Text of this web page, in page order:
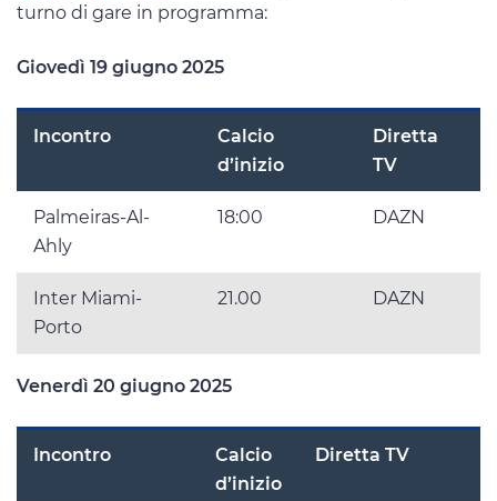
turno di gare in programma:
Giovedì 19 giugno 2025
Incontro
Calcio
d’inizio
Diretta
TV
Palmeiras-Al-
Ahly
18:00 DAZN
Inter Miami-
Porto
21.00 DAZN
Venerdì 20 giugno 2025
Incontro
Calcio
d’inizio
Diretta TV